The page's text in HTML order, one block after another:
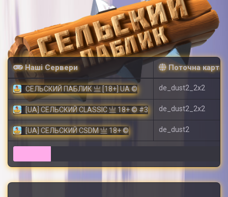
Наші Сервери Поточна карта
СЕЛЬСКИЙ ПАБЛИК 亗 [18+] UA © de_dust2_2x2
[UA] СЕЛЬСКИЙ CLASSIC 亗 18+ © #3 de_dust2_2x2
[UA] СЕЛЬСКИЙ CSDM 亗 18+ © de_dust2